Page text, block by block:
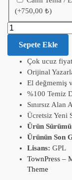
(+750,00₺)
Sepete Ekle
Çok ucuz
Orijinal
El değmemiş
%100 Temiz
Sınırsız Alan
Ücretsiz Yeni
Ürün
Ürünün Son
Lisans: GPL
TownPress –
Theme